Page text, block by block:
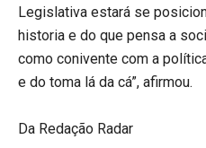
Legislativa estará se
historia e do que pensa a
como conivente com a
e do toma lá da cá”, afirmou.
Da Redação Radar